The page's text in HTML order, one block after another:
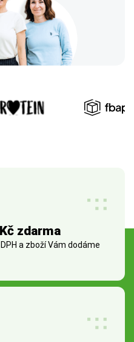
zdarma
a zboží Vám dodáme